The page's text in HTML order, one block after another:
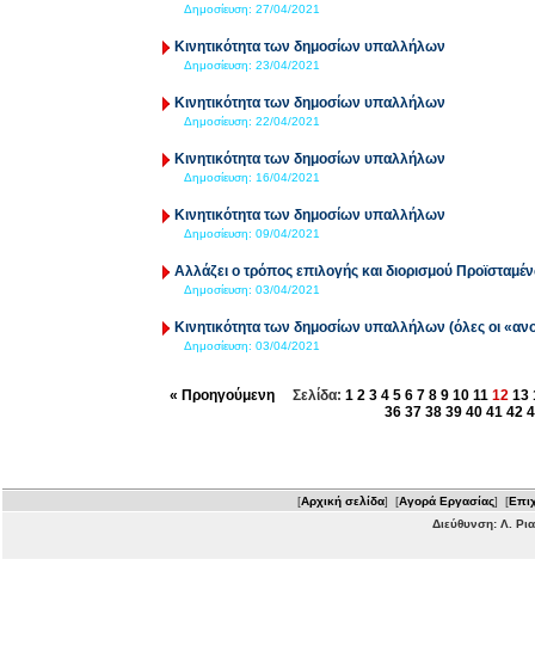
Δημοσίευση: 27/04/2021
Κινητικότητα των δημοσίων υπαλλήλων
Δημοσίευση: 23/04/2021
Κινητικότητα των δημοσίων υπαλλήλων
Δημοσίευση: 22/04/2021
Κινητικότητα των δημοσίων υπαλλήλων
Δημοσίευση: 16/04/2021
Κινητικότητα των δημοσίων υπαλλήλων
Δημοσίευση: 09/04/2021
Αλλάζει ο τρόπος επιλογής και διορισμού
Δημοσίευση: 03/04/2021
Κινητικότητα των δημοσίων υπαλλήλων (όλες οι
Δημοσίευση: 03/04/2021
« ΠροηγούμενηΣελίδα: 1 2 3 4 5 6 7 8 9 10 11 12 13
36 37 38 39 40 41 42
[Αρχική σελίδα] [Αγορά Εργασίας] [
Διεύθυνση: Λ.